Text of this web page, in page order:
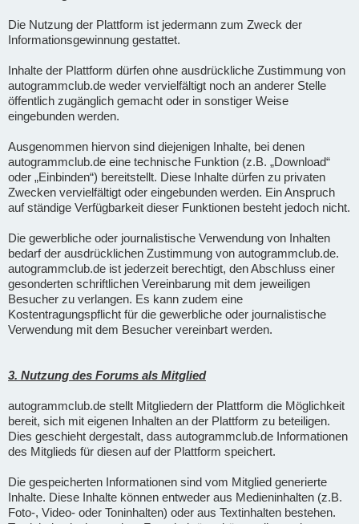
Die Nutzung der Plattform ist jedermann zum Zweck der
Informationsgewinnung gestattet.
Inhalte der Plattform dürfen ohne ausdrückliche Zustimmung von
autogrammclub.de weder vervielfältigt noch an anderer Stelle
öffentlich zugänglich gemacht oder in sonstiger Weise
eingebunden werden.
Ausgenommen hiervon sind diejenigen Inhalte, bei denen
autogrammclub.de eine technische Funktion (z.B. „Download“
oder „Einbinden“) bereitstellt. Diese Inhalte dürfen zu privaten
Zwecken vervielfältigt oder eingebunden werden. Ein Anspruch
auf ständige Verfügbarkeit dieser Funktionen besteht jedoch nicht.
Die gewerbliche oder journalistische Verwendung von Inhalten
bedarf der ausdrücklichen Zustimmung von autogrammclub.de.
autogrammclub.de ist jederzeit berechtigt, den Abschluss einer
gesonderten schriftlichen Vereinbarung mit dem jeweiligen
Besucher zu verlangen. Es kann zudem eine
Kostentragungspflicht für die gewerbliche oder journalistische
Verwendung mit dem Besucher vereinbart werden.
3. Nutzung des Forums als Mitglied
autogrammclub.de stellt Mitgliedern der Plattform die Möglichkeit
bereit, sich mit eigenen Inhalten an der Plattform zu beteiligen.
Dies geschieht dergestalt, dass autogrammclub.de Informationen
des Mitglieds für diesen auf der Plattform speichert.
Die gespeicherten Informationen sind vom Mitglied generierte
Inhalte. Diese Inhalte können entweder aus Medieninhalten (z.B.
Foto-, Video- oder Toninhalten) oder aus Textinhalten bestehen.